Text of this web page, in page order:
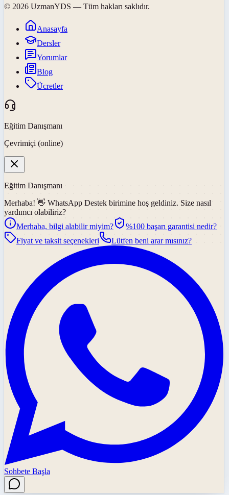
© 2026 UzmanYDS — Tüm hakları saklıdır.
Anasayfa
Dersler
Yorumlar
Blog
Ücretler
Eğitim Danışmanı
Çevrimiçi (online)
Eğitim Danışmanı
Merhaba! 👋 WhatsApp Destek birimine hoş geldiniz. Size nasıl
yardımcı olabiliriz?
Merhaba, bilgi alabilir miyim?
%100 başarı garantisi nedir?
Fiyat ve taksit seçenekleri
Lütfen beni arar mısınız?
Sohbete Başla